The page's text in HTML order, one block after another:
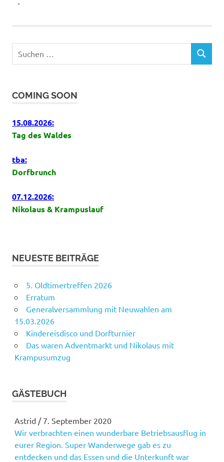
nach:
SUCHEN
COMING SOON
15.08.2026:
Tag des Waldes
tba:
Dorfbrunch
07.12.2026:
Nikolaus & Krampuslauf
NEUESTE BEITRÄGE
5. Oldtimertreffen 2026
Erratum
Generalversammlung mit Neuwahlen am
15.03.2026
Kindereisdisco und Dorfturnier
Das waren Adventmarkt und Nikolaus mit
Krampusumzug
GÄSTEBUCH
Astrid/ 7. September 2020
Wir verbrachten einen wunderbare Betriebsausflug in
eurer Region. Super Wanderwege gab es zu
entdecken und das Essen und die Unterkunft war